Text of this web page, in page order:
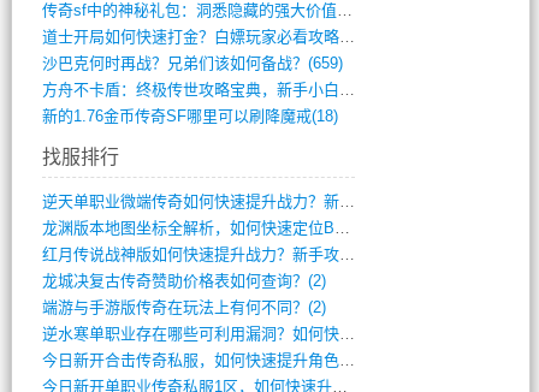
传奇sf中的神秘礼包：洞悉隐藏的强大价值(427)
道士开局如何快速打金？白嫖玩家必看攻略(5)
沙巴克何时再战？兄弟们该如何备战？(659)
方舟不卡盾：终极传世攻略宝典，新手小白逆(495)
新的1.76金币传奇SF哪里可以刷降魔戒(18)
找服排行
逆天单职业微端传奇如何快速提升战力？新手(4)
龙渊版本地图坐标全解析，如何快速定位BO(3)
红月传说战神版如何快速提升战力？新手攻略(3)
龙城决复古传奇赞助价格表如何查询？(2)
端游与手游版传奇在玩法上有何不同？(2)
逆水寒单职业存在哪些可利用漏洞？如何快速(1)
今日新开合击传奇私服，如何快速提升角色战(0)
今日新开单职业传奇私服1区，如何快速升级(0)